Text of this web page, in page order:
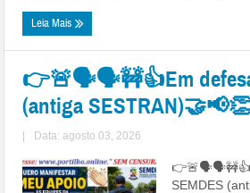
Leia Mais
👉🚨🗣🗣🚧👍Em defesa
(antiga
Data: agosto 03, 2026
SEMDES